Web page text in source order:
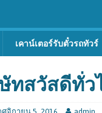
เคาน์เตอร์รับตั๋วรถทัวร์
ทสวัสดีทั่ว